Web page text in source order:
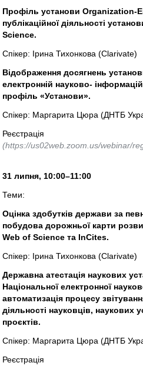
Профіль установи Organization-
публікаційної діяльності
Science.
Спікер: Ірина Тихонкова (Clarivate)
Відображення досягнень
електронній науково-
профіль «Установи».
Спікер: Маргарита Цюра (ДНТБ
Реєстрація
(https://us02web.zoom.us/webinar/
31 липня, 10:00–11:00
Теми:
Оцінка здобутків держави за
побудова дорожньої карти
Web of Science та InCites.
Спікер: Ірина Тихонкова (Clarivate)
Державна атестація наукових
Національної електронної
автоматизація процесу
діяльності науковців, наукових
проєктів.
Спікер: Маргарита Цюра (ДНТБ
Реєстрація